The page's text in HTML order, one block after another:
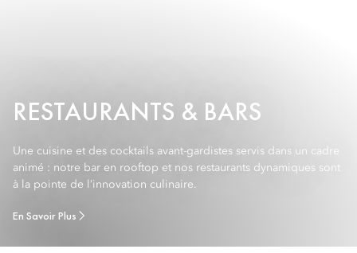
RESTAURANTS & BARS
Une cuisine et des cocktails avant-gardistes servis dans un cadre
animé : notre bar en rooftop et nos restaurants dynamiques sont
à la pointe de l’innovation culinaire.
En Savoir Plus